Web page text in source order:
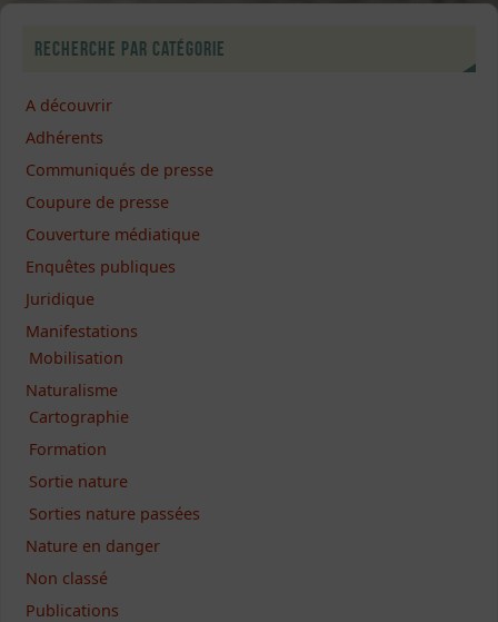
Recherche par catégorie
A découvrir
Adhérents
Communiqués de presse
Coupure de presse
Couverture médiatique
Enquêtes publiques
Juridique
Manifestations
Mobilisation
Naturalisme
Cartographie
Formation
Sortie nature
Sorties nature passées
Nature en danger
Non classé
Publications